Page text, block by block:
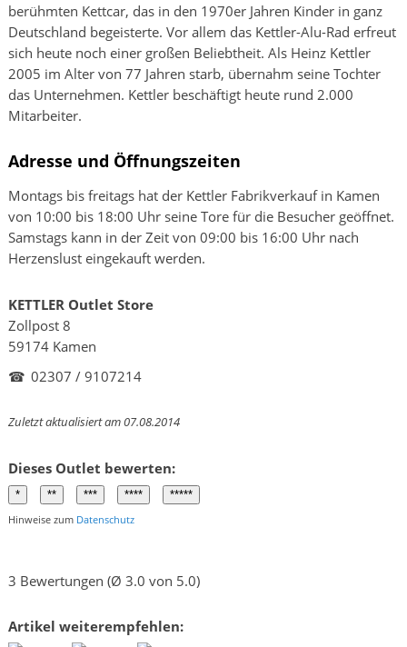
berühmten Kettcar, das in den 1970er Jahren Kinder in ganz
Deutschland begeisterte. Vor allem das Kettler-Alu-Rad erfreut
sich heute noch einer großen Beliebtheit. Als Heinz Kettler
2005 im Alter von 77 Jahren starb, übernahm seine Tochter
das Unternehmen. Kettler beschäftigt heute rund 2.000
Mitarbeiter.
Adresse und Öffnungszeiten
Montags bis freitags hat der Kettler Fabrikverkauf in Kamen
von 10:00 bis 18:00 Uhr seine Tore für die Besucher geöffnet.
Samstags kann in der Zeit von 09:00 bis 16:00 Uhr nach
Herzenslust eingekauft werden.
KETTLER Outlet Store
Zollpost 8
59174 Kamen
☎ 02307 / 9107214
Zuletzt aktualisiert am 07.08.2014
Dieses Outlet bewerten:
Hinweise zum Datenschutz
3 Bewertungen (Ø 3.0 von 5.0)
Artikel weiterempfehlen: